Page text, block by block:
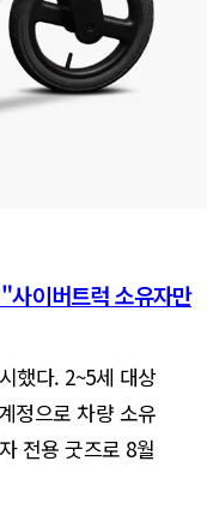
사이버트럭 소유자만
했다. 2~5세 대상
정으로 차량 소유
전용 굿즈로 8월